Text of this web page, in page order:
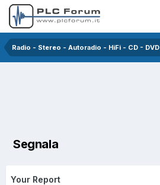
Radio - Stereo - Autoradio - HiFi - CD - DVD
Segnala
Your Report